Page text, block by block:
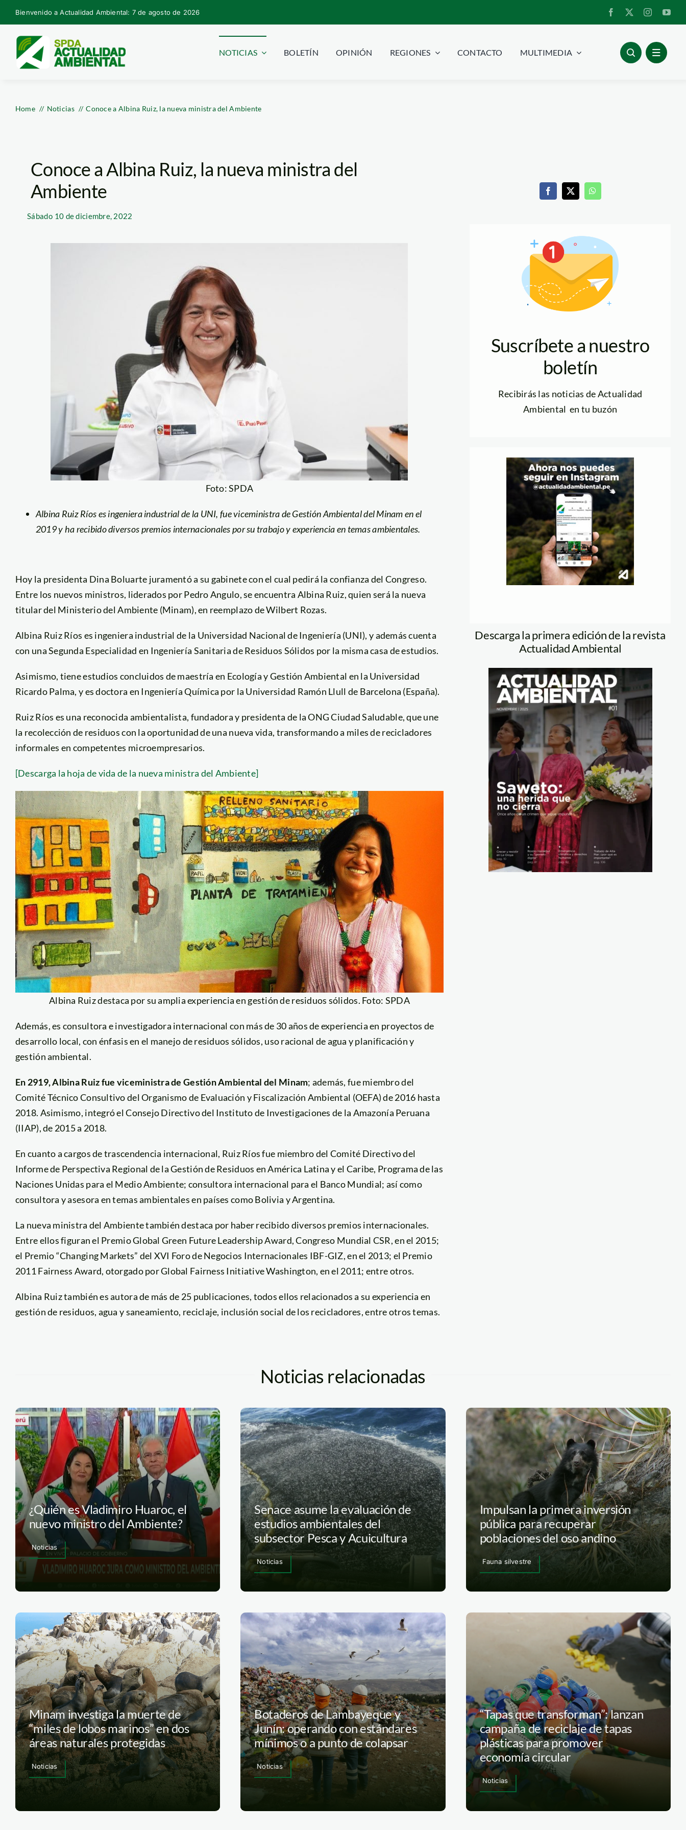
Skip
to
content
Bienvenido a Actualidad Ambiental: 7 de agosto de 2026
NOTICIAS BOLETÍN OPINIÓN REGIONES CONTACTO MULTIMEDIA
Home Noticias Conoce a Albina Ruiz, la nueva ministra del Ambiente
Conoce a Albina Ruiz, la nueva ministra del
Ambiente
Sábado 10 de diciembre, 2022
Foto: SPDA
Albina Ruiz Ríos es ingeniera industrial de la UNI, fue viceministra de Gestión Ambiental del Minam en el
2019 y ha recibido diversos premios internacionales por su trabajo y experiencia en temas ambientales.
Hoy la presidenta Dina Boluarte juramentó a su gabinete con el cual pedirá la confianza del Congreso.
Entre los nuevos ministros, liderados por Pedro Angulo, se encuentra Albina Ruiz, quien será la nueva
titular del Ministerio del Ambiente (Minam), en reemplazo de Wilbert Rozas.
Albina Ruiz Ríos es ingeniera industrial de la Universidad Nacional de Ingeniería (UNI), y además cuenta
con una Segunda Especialidad en Ingeniería Sanitaria de Residuos Sólidos por la misma casa de estudios.
Asimismo, tiene estudios concluidos de maestría en Ecología y Gestión Ambiental en la Universidad
Ricardo Palma, y es doctora en Ingeniería Química por la Universidad Ramón Llull de Barcelona (España).
Ruiz Ríos es una reconocida ambientalista, fundadora y presidenta de la ONG Ciudad Saludable, que une
la recolección de residuos con la oportunidad de una nueva vida, transformando a miles de recicladores
informales en competentes microempresarios.
[Descarga la hoja de vida de la nueva ministra del Ambiente]
Albina Ruiz destaca por su amplia experiencia en gestión de residuos sólidos. Foto: SPDA
Además, es consultora e investigadora internacional con más de 30 años de experiencia en proyectos de
desarrollo local, con énfasis en el manejo de residuos sólidos, uso racional de agua y planificación y
gestión ambiental.
En 2919, Albina Ruiz fue viceministra de Gestión Ambiental del Minam; además, fue miembro del
Comité Técnico Consultivo del Organismo de Evaluación y Fiscalización Ambiental (OEFA) de 2016 hasta
2018. Asimismo, integró el Consejo Directivo del Instituto de Investigaciones de la Amazonía Peruana
(IIAP), de 2015 a 2018.
En cuanto a cargos de trascendencia internacional, Ruiz Ríos fue miembro del Comité Directivo del
Informe de Perspectiva Regional de la Gestión de Residuos en América Latina y el Caribe, Programa de las
Naciones Unidas para el Medio Ambiente; consultora internacional para el Banco Mundial; así como
consultora y asesora en temas ambientales en países como Bolivia y Argentina.
La nueva ministra del Ambiente también destaca por haber recibido diversos premios internacionales.
Entre ellos figuran el Premio Global Green Future Leadership Award, Congreso Mundial CSR, en el 2015;
el Premio “Changing Markets” del XVI Foro de Negocios Internacionales IBF-GIZ, en el 2013; el Premio
2011 Fairness Award, otorgado por Global Fairness Initiative Washington, en el 2011; entre otros.
Albina Ruiz también es autora de más de 25 publicaciones, todos ellos relacionados a su experiencia en
gestión de residuos, agua y saneamiento, reciclaje, inclusión social de los recicladores, entre otros temas.
Suscríbete a nuestro
boletín
Recibirás las noticias de Actualidad
Ambiental en tu buzón
Descarga la primera edición de la revista
Actualidad Ambiental
Noticias relacionadas
¿Quién es Vladimiro Huaroc, el
nuevo ministro del Ambiente?
Noticias
Senace asume la evaluación de
estudios ambientales del
subsector Pesca y Acuicultura
Noticias
Impulsan la primera inversión
pública para recuperar
poblaciones del oso andino
Fauna silvestre
Minam investiga la muerte de
“miles de lobos marinos” en dos
áreas naturales protegidas
Noticias
Botaderos de Lambayeque y
Junín: operando con estándares
mínimos o a punto de colapsar
Noticias
“Tapas que transforman”: lanzan
campaña de reciclaje de tapas
plásticas para promover
economía circular
Noticias